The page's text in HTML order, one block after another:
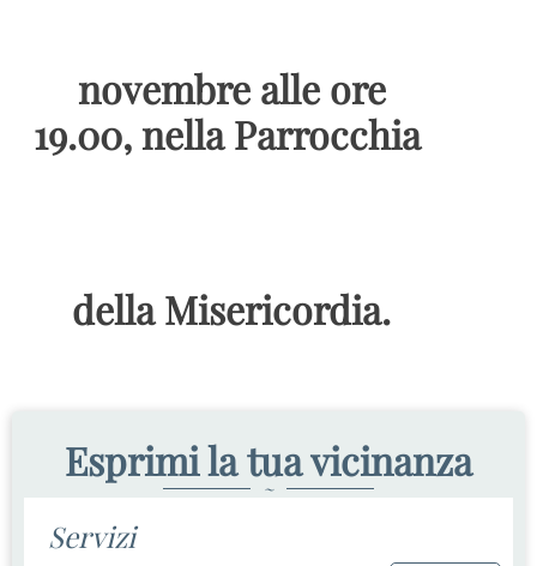
novembre alle ore
19.00, nella Parrocchia
della Misericordia.
Esprimi la tua vicinanza
~
Servizi